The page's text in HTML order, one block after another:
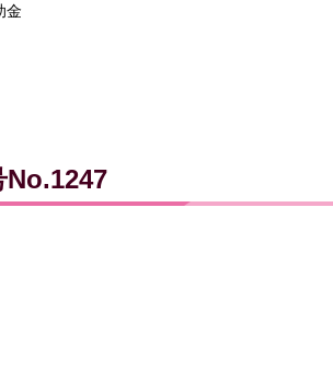
金
No.1247